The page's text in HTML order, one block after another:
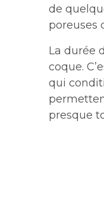
de
poreuses
La durée
coque.
qui
presque